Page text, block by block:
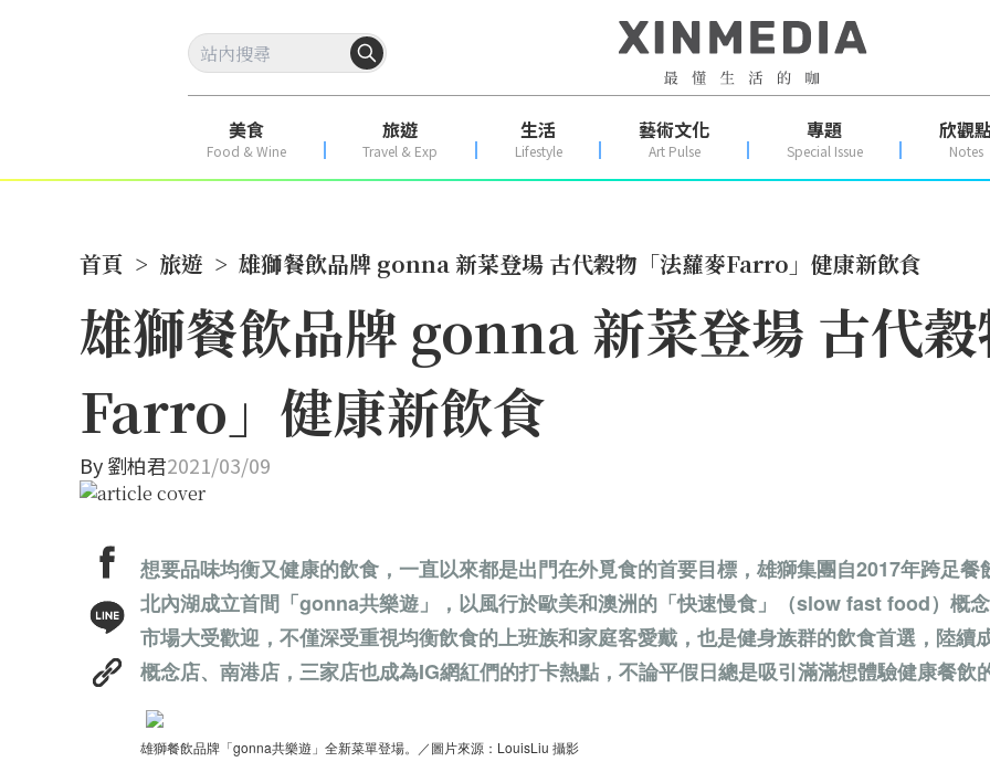
美食
Food & Wine
旅遊
Travel & Exp
生活
Lifestyle
藝術文化
Art Pulse
專題
Special Issue
欣觀
Notes
首頁 > 旅遊 > 雄獅餐飲品牌 gonna 新菜登場 古代穀物「法蘿麥Farro」健康新飲食
雄獅餐飲品牌 gonna 新菜登場 古代
Farro」健康新飲食
By劉柏君2021/03/09
想要品味均衡又健康的飲食，一直以來都是出門在外覓食的首要目標，雄獅集團自2017年跨足餐
北內湖成立首間「gonna共樂遊」，以風行於歐美和澳洲的「快速慢食」（slow fast food）概
市場大受歡迎，不僅深受重視均衡飲食的上班族和家庭客愛戴，也是健身族群的飲食首選，陸續
概念店、南港店，三家店也成為IG網紅們的打卡熱點，不論平假日總是吸引滿滿想體驗健康餐飲
雄獅餐飲品牌「gonna共樂遊」全新菜單登場。／圖片來源：LouisLiu 攝影